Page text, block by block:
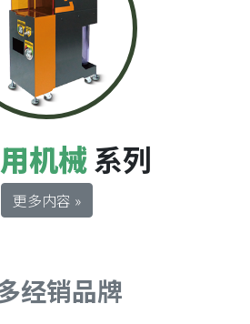
机械系列
更多内容 »
经销品牌